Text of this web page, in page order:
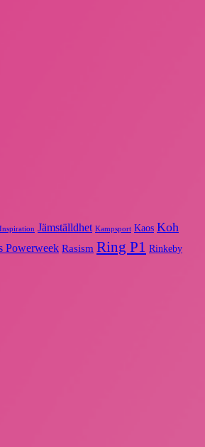
Inspiration Jämställdhet Kampsport Kaos Koh
Powerweek Rasism Ring P1 Rinkeby